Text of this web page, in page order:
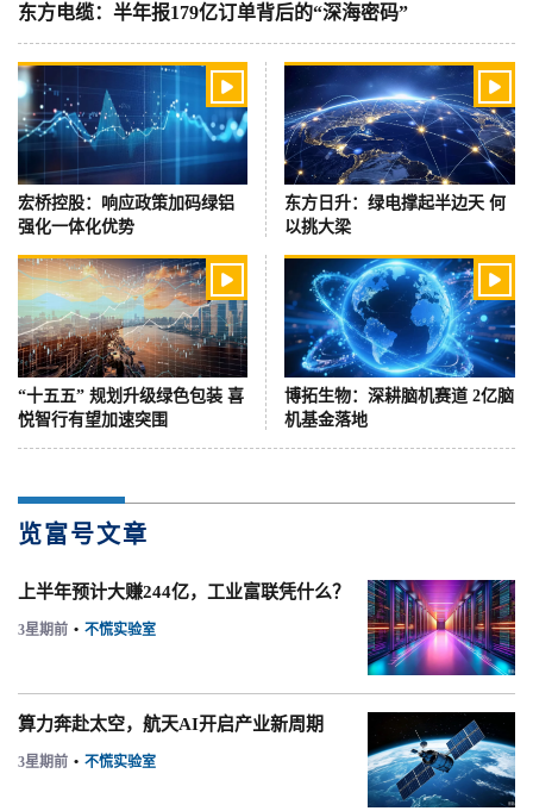
东方电缆：半年报179亿订单背后的“深海密码”

宏桥控股：响应政策加码绿铝
强化一体化优势

东方日升：绿电撑起半边天 何
以挑大梁

“十五五” 规划升级绿色包装 喜
悦智行有望加速突围

博拓生物：深耕脑机赛道 2亿脑
机基金落地
览富号文章
上半年预计大赚244亿，工业富联凭什么？
3星期前 • 不慌实验室
算力奔赴太空，航天AI开启产业新周期
3星期前 • 不慌实验室